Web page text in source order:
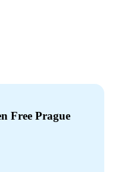
Free Prague